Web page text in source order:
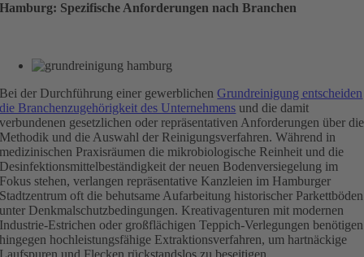
Hamburg: Spezifische Anforderungen nach Branchen
Bei der Durchführung einer gewerblichenGrundreinigung entscheiden
die Branchenzugehörigkeit des Unternehmens und die damit
verbundenen gesetzlichen oder repräsentativen Anforderungen über die
Methodik und die Auswahl der Reinigungsverfahren. Während in
medizinischen Praxisräumen die mikrobiologische Reinheit und die
Desinfektionsmittelbeständigkeit der neuen Bodenversiegelung im
Fokus stehen, verlangen repräsentative Kanzleien im Hamburger
Stadtzentrum oft die behutsame Aufarbeitung historischer Parkettböden
unter Denkmalschutzbedingungen. Kreativagenturen mit modernen
Industrie-Estrichen oder großflächigen Teppich-Verlegungen benötigen
hingegen hochleistungsfähige Extraktionsverfahren, um hartnäckige